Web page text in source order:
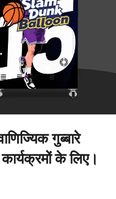
गुब्बारे
के लिए।